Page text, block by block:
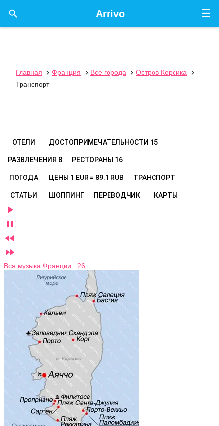
☰
Arrivo

Главная  Франция  Все города  Остров Корсика

Транспорт
ОТЕЛИ ДОСТОПРИМЕЧАТЕЛЬНОСТИ 15
РАЗВЛЕЧЕНИЯ 8 РЕСТОРАНЫ 16
ПОГОДА ЦЕНЫ 1 EUR = 89.1 RUB ТРАНСПОРТ
СТАТЬИ ШОППИНГ ПЕРЕВОДЧИК КАРТЫ




Вся музыка Франции 26